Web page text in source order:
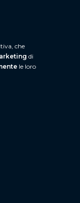
che
di
le loro